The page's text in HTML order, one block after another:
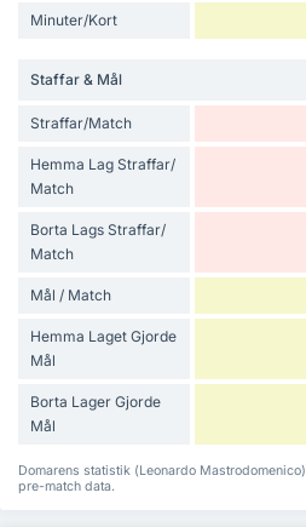
Minuter/Kort
Staffar & Mål
Straffar/Match
Hemma Lag Straffar/
Match
Borta Lags Straffar/
Match
Mål / Match
Hemma Laget Gjorde
Mål
Borta Lager Gjorde
Mål
Domarens statistik (Leonardo
pre-match data.